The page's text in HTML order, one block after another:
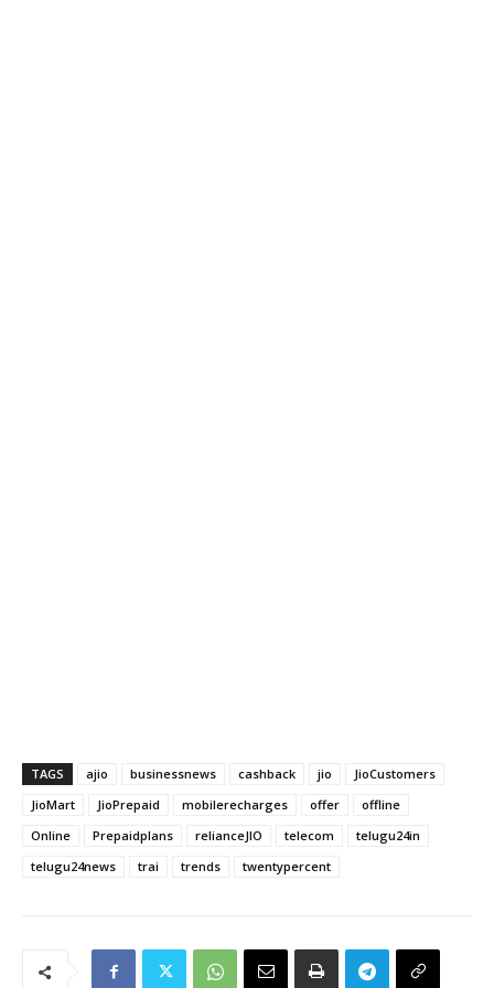
TAGS ajio businessnews cashback jio
JioCustomers
JioMart
JioPrepaid mobilerecharges offer
offline
Online
Prepaidplans relianceJIO telecom
telugu24in
telugu24news
trai trends twentypercent